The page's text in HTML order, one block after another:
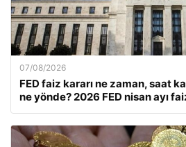
07/08/2026
FED faiz kararı ne zaman, saat
ne yönde? 2026 FED nisan ayı